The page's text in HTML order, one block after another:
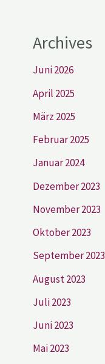
Archives
Juni 2026
April 2025
März 2025
Februar 2025
Januar 2024
Dezember 2023
November 2023
Oktober 2023
September 2023
August 2023
Juli 2023
Juni 2023
Mai 2023